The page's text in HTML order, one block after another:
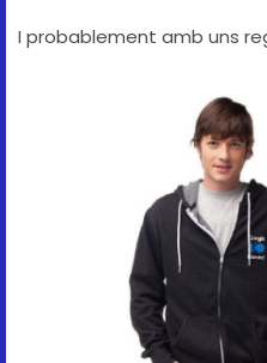
I probablement amb uns